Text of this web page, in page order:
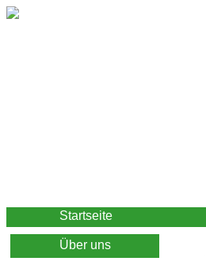
Startseite
Über uns